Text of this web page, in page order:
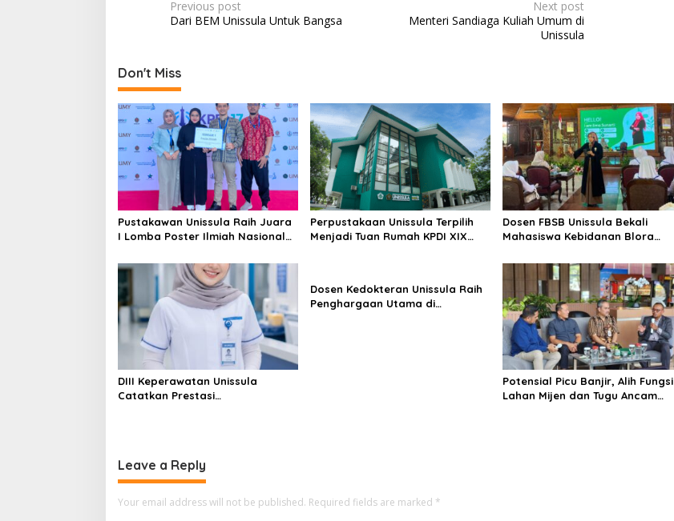
Post
navigation
Previous post
Dari BEM Unissula Untuk Bangsa
Next post
Menteri Sandiaga Kuliah Umum di
Unissula
Don't Miss
Pustakawan Unissula Raih Juara
I Lomba Poster Ilmiah Nasional
Perpustakaan Unissula Terpilih
Menjadi Tuan Rumah KPDI XIX
Dosen FBSB Unissula Bekali
Mahasiswa Kebidanan Blora
Speaking
DIII Keperawatan Unissula
Catatkan Prestasi
Dosen Kedokteran Unissula Raih
Penghargaan Utama di
Potensial Picu Banjir, Alih Fungsi
Lahan Mijen dan Tugu Ancam
Leave a Reply
Your email address will not be published. Required fields are marked *